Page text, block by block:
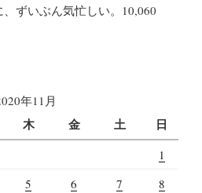
ずいぶん気忙しい。10,060
年11月
木 金 土 日
1
5 6 7
8